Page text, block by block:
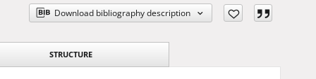
Download bibliography description
STRUCTURE